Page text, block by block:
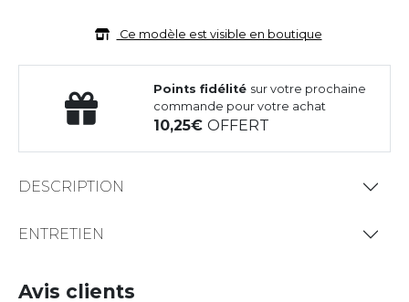
Ce modèle est visible en boutique
Points fidélité sur votre prochaine
commande pour votre achat
10,25OFFERT
DESCRIPTION
ENTRETIEN
Avis clients